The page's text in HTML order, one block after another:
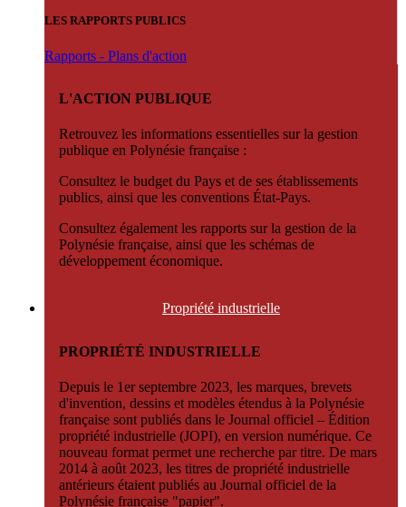
LES RAPPORTS PUBLICS
Rapports - Plans d'action
L'ACTION PUBLIQUE
Retrouvez les informations essentielles sur la gestion
publique en Polynésie française :
Consultez le budget du Pays et de ses établissements
publics, ainsi que les conventions État-Pays.
Consultez également les rapports sur la gestion de la
Polynésie française, ainsi que les schémas de
développement économique.
Propriété industrielle
PROPRIÉTÉ INDUSTRIELLE
Depuis le 1er septembre 2023, les marques, brevets
d'invention, dessins et modèles étendus à la Polynésie
française sont publiés dans le Journal officiel – Édition
propriété industrielle (JOPI), en version numérique. Ce
nouveau format permet une recherche par titre. De mars
2014 à août 2023, les titres de propriété industrielle
antérieurs étaient publiés au Journal officiel de la
Polynésie française "papier".